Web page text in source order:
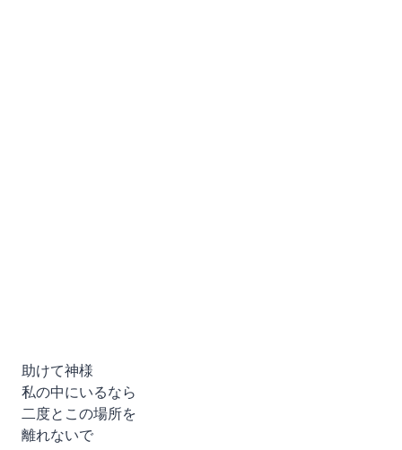
助けて神様
私の中にいるなら
二度とこの場所を
離れないで